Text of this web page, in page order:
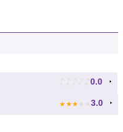
♪ ♪ ♪ ♪ ♪ 0.0
★ ★ ★ ★ ★ 3.0